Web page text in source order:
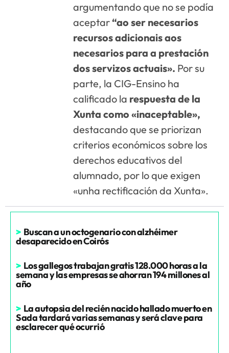
argumentando que no se podía
aceptar“ao ser necesarios
recursos adicionais aos
necesarios para a prestación
dos servizos actuais». Por su
parte, la CIG-Ensino ha
calificado la respuesta de la
Xunta como «inaceptable»,
destacando que se priorizan
criterios económicos sobre los
derechos educativos del
alumnado, por lo que exigen
«unha rectificación da Xunta».
> Buscan a un octogenario con alzhéimer
desaparecido en Coirós
> Los gallegos trabajan gratis 128.000 horas a la
semana y las empresas se ahorran 194 millones al
año
> La autopsia del recién nacido hallado muerto en
Sada tardará varias semanas y será clave para
esclarecer qué ocurrió